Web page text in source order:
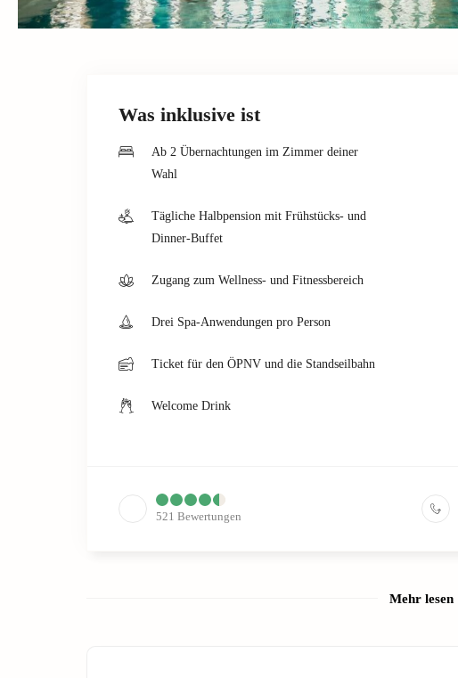
Was inklusive ist
Ab 2 Übernachtungen im Zimmer deiner
Wahl
Tägliche Halbpension mit Frühstücks- und
Dinner-Buffet
Zugang zum Wellness- und Fitnessbereich
Drei Spa-Anwendungen pro Person
Ticket für den ÖPNV und die Standseilbahn
Welcome Drink
521 Bewertungen
Mehr lesen